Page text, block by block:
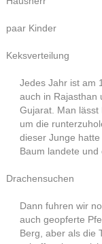
paar Kinder
Keksverteilung
Jedes Jahr ist am
auch in Rajasthan
Gujarat. Man
um die
dieser Junge
Baum landete und
Drachensuchen
Dann fuhren wir
auch geopferte
Berg, aber als die